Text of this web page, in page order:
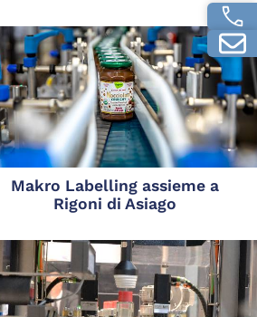
Makro Labelling assieme a
Rigoni di Asiago